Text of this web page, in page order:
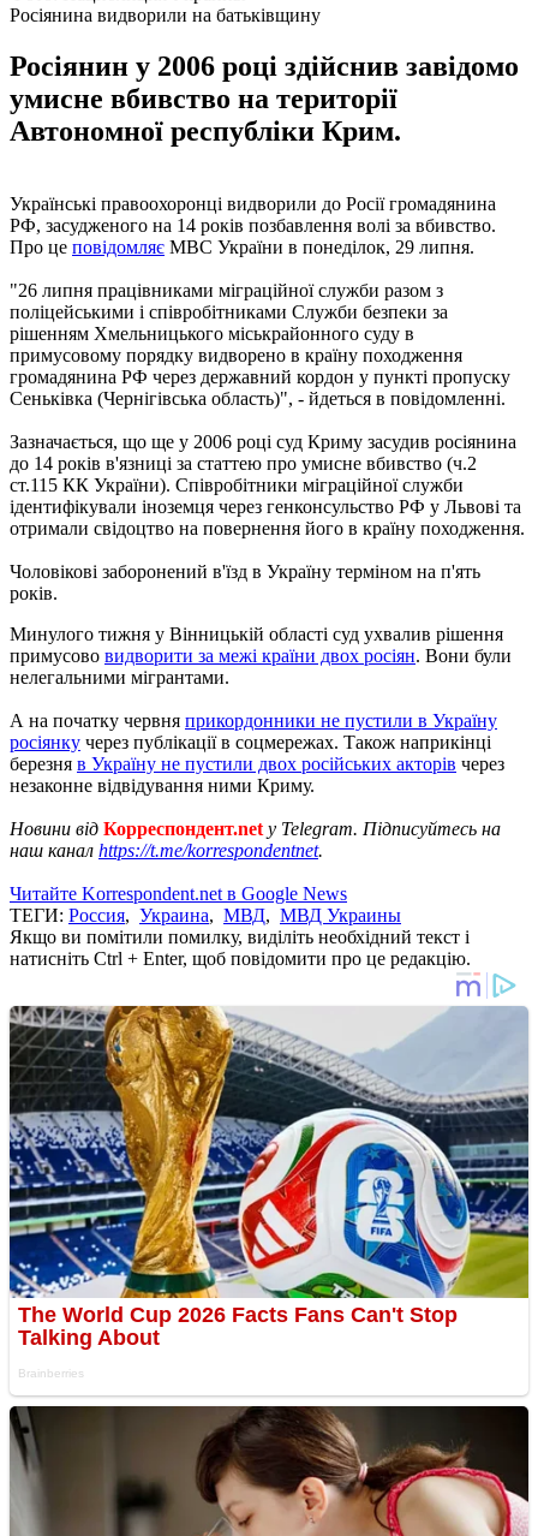
Росіянина видворили на батьківщину
Росіянин у 2006 році здійснив завідомо
умисне вбивство на території
Автономної республіки Крим.
Українські правоохоронці видворили до Росії громадянина
РФ, засудженого на 14 років позбавлення волі за вбивство.
Про це повідомляє МВС України в понеділок, 29 липня.
"26 липня працівниками міграційної служби разом з
поліцейськими і співробітниками Служби безпеки за
рішенням Хмельницького міськрайонного суду в
примусовому порядку видворено в країну походження
громадянина РФ через державний кордон у пункті пропуску
Сеньківка (Чернігівська область)", - йдеться в повідомленні.
Зазначається, що ще у 2006 році суд Криму засудив росіянина
до 14 років в'язниці за статтею про умисне вбивство (ч.2
ст.115 КК України). Співробітники міграційної служби
ідентифікували іноземця через генконсульство РФ у Львові та
отримали свідоцтво на повернення його в країну походження.
Чоловікові заборонений в'їзд в Україну терміном на п'ять
років.
Минулого тижня у Вінницькій області суд ухвалив рішення
примусово видворити за межі країни двох росіян. Вони були
нелегальними мігрантами.
А на початку червня прикордонники не пустили в Україну
росіянку через публікації в соцмережах. Також наприкінці
березня в Україну не пустили двох російських акторів через
незаконне відвідування ними Криму.
Новини від Корреспондент.net у Telegram. Підписуйтесь на
наш канал https://t.me/korrespondentnet.
Читайте Korrespondent.net в Google News
ТЕГИ: Россия, Украина, МВД, МВД Украины
Якщо ви помітили помилку, виділіть необхідний текст і
натисніть Ctrl + Enter, щоб повідомити про це редакцію.